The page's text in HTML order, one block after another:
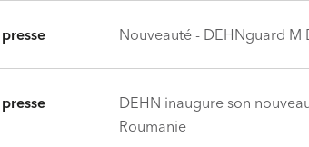
Nouveauté - DEHNguard M
DEHN inaugure son
Roumanie